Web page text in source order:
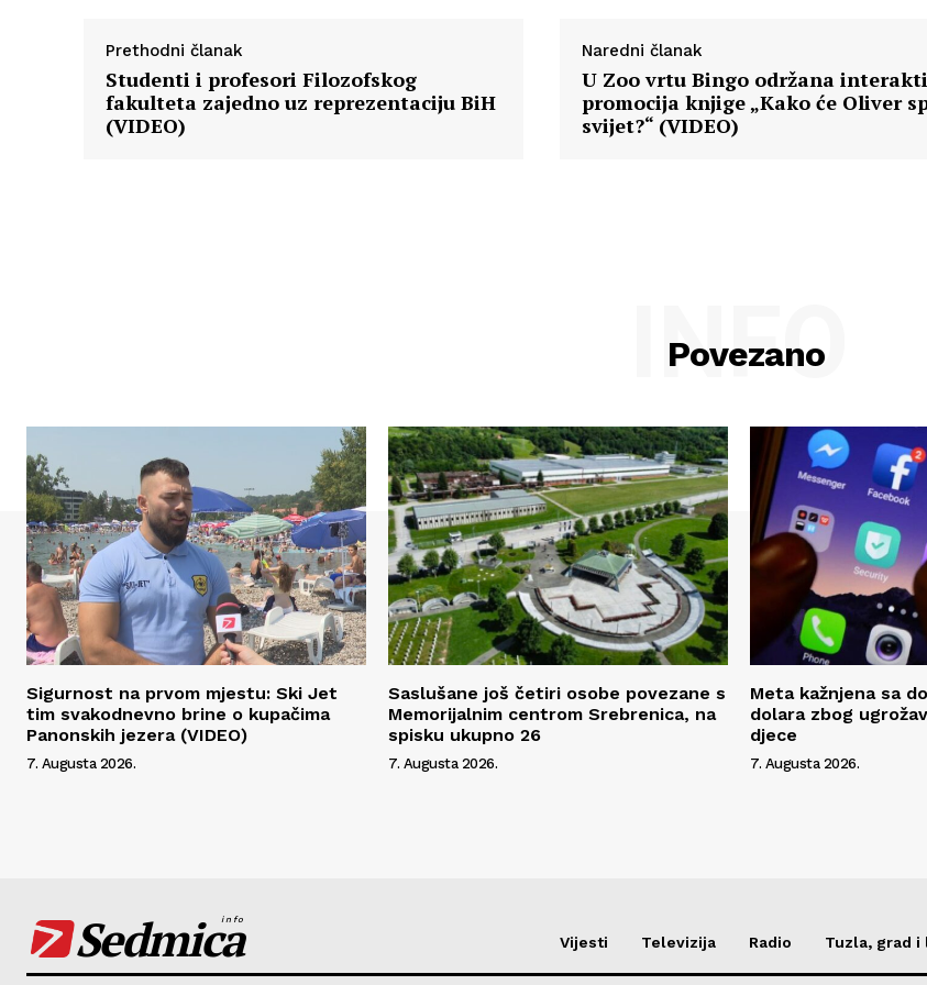
Prethodni članak
Studenti i profesori Filozofskog
fakulteta zajedno uz reprezentaciju BiH
(VIDEO)
Naredni članak
U Zoo vrtu Bingo održana
promocija knjige „Kako će Oliver
svijet?“ (VIDEO)
Povezano
INFO
Sigurnost na prvom mjestu: Ski Jet
tim svakodnevno brine o kupačima
Panonskih jezera (VIDEO)
7. Augusta 2026.
Saslušane još četiri osobe povezane s
Memorijalnim centrom Srebrenica, na
spisku ukupno 26
7. Augusta 2026.
Meta kažnjena sa
dolara zbog
djece
7. Augusta 2026.
Sedmica
info
Vijesti Televizija Radio Tuzla, grad i